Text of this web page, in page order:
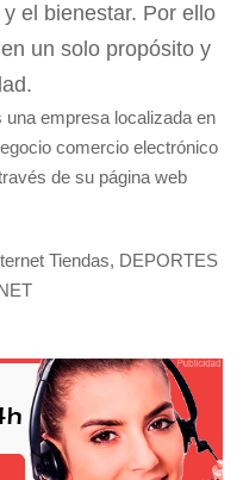
el bienestar. Por ello
un solo propósito y
una empresa localizada en
comercio electrónico
de su página web
Tiendas, DEPORTES